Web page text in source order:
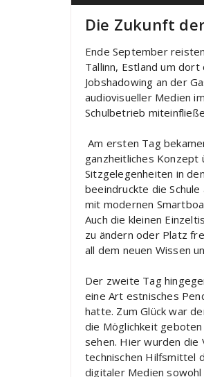
Die Zukunft
Ende September
Tallinn, Estland um
Jobshadowing an der
audiovisueller Medien
Schulbetrieb
Am ersten Tag
ganzheitliches Konzept
Sitzgelegenheiten in
beeindruckte die
mit modernen
Auch die kleinen
zu ändern oder Platz
all dem neuen Wissen
Der zweite Tag
eine Art estnisches
hatte. Zum Glück war
die Möglichkeit
sehen. Hier wurden die
technischen Hilfsmittel
digitaler Medien